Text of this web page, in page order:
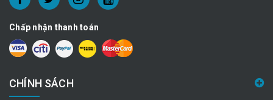
Chấp nhận thanh toán
CHÍNH SÁCH